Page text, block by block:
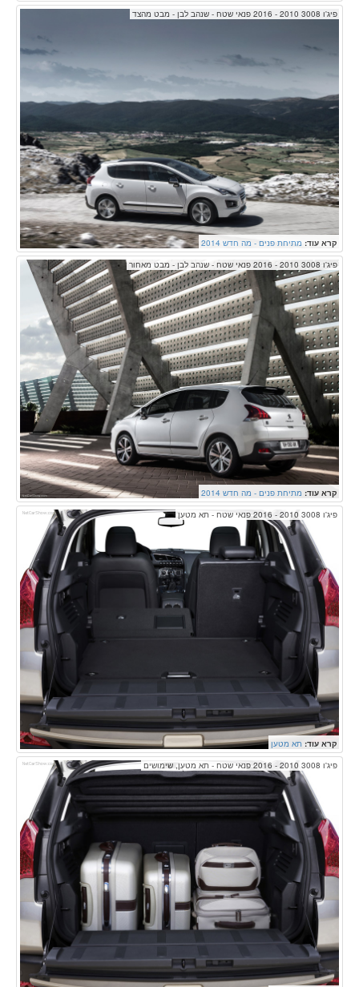
פיג'ו 3008 2010 - 2016 פנאי שטח - שנהב לבן - מבט מהצד
קרא עוד: מתיחת פנים - מה חדש 2014
פיג'ו 3008 2010 - 2016 פנאי שטח - שנהב לבן - מבט מאחור
קרא עוד: מתיחת פנים - מה חדש 2014
פיג'ו 3008 2010 - 2016 פנאי שטח - תא מטען
קרא עוד: תא מטען
פיג'ו 3008 2010 - 2016 פנאי שטח - תא מטען, שימושים